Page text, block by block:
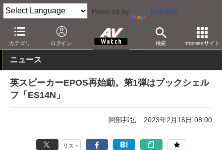
Powered by Translate
カテゴリ ログイン 検索 Impressサイト
AV Watch 製品 オーディオスピーカー
ニュース
英スピーカーEPOS再始動。第1弾はブックシェル
フ「ES14N」
阿部邦弘 2023年2月16日 08:00
リスト